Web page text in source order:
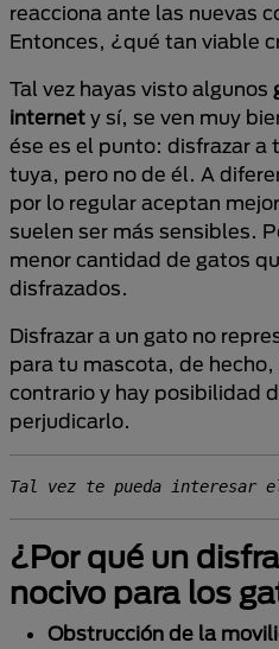
reacciona ante las nuevas
Entonces, ¿qué tan viable
Tal vez hayas visto algunos
internet y sí, se ven muy
ése es el punto: disfrazar a
tuya, pero no de él. A
por lo regular aceptan
suelen ser más sensibles.
menor cantidad de gatos
disfrazados.
Disfrazar a un gato no
para tu mascota, de
contrario y hay posibilidad
perjudicarlo.
Tal vez te pueda interesar
¿Por qué un
nocivo para los
Obstrucción de la